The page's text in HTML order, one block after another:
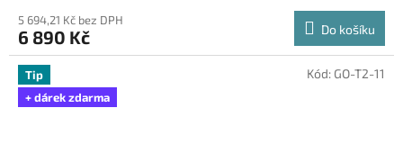
produktu
je
5,0
5
hvězdiček.
5 694,21 Kč bez DPH
6 890 Kč Do košíku
Tip
+ dárek zdarma
Kód: GO-T2-11